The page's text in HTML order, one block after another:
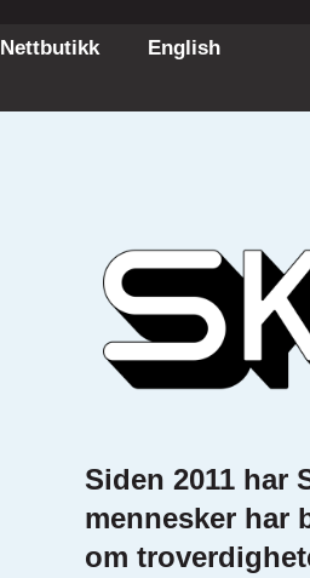
Nettbutikk English
Siden 2011 har
mennesker har
om